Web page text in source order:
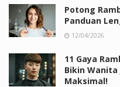
Potong
Panduan
12/04/2026
11 Gaya
Bikin
Maksimal!